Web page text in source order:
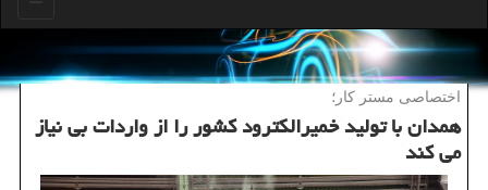
اختصاصی مستر كار؛
همدان با تولید خمیرالكترود كشور را از واردات بی نیاز
می كند